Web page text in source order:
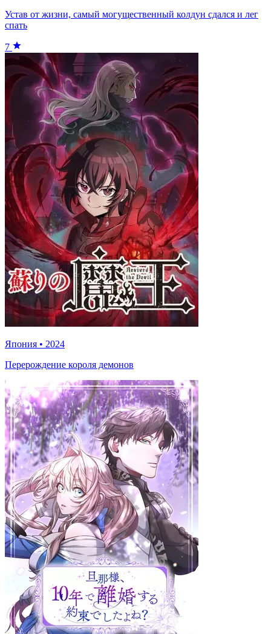
Устав от жизни, самый могущественный колдун сдался и лег
спать
7
Япония • 2024
Перерождение короля демонов